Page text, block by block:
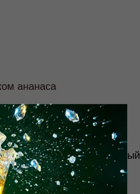
крупнолистовой,
ананаса, малина
сушеная и натуральный
ананаса